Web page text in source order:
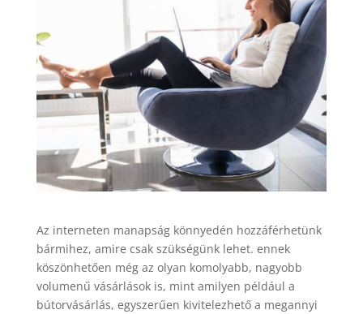
Az interneten manapság könnyedén hozzáférhetünk
bármihez, amire csak szükségünk lehet. ennek
köszönhetően még az olyan komolyabb, nagyobb
volumenű vásárlások is, mint amilyen például a
bútorvásárlás, egyszerűen kivitelezhető a megannyi